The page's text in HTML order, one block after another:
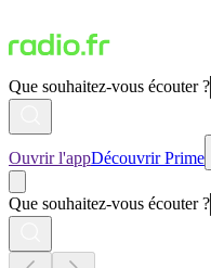
Que souhaitez-vous écouter ?
Ouvrir l'appDécouvrir Prime
Que souhaitez-vous écouter ?